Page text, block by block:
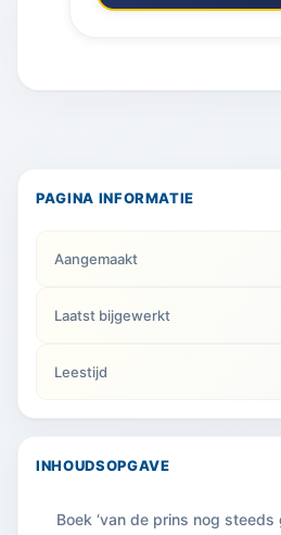
PAGINA INFORMATIE
Aangemaakt
Laatst bijgewerkt
Leestijd
INHOUDSOPGAVE
Boek ‘van de prins nog steeds